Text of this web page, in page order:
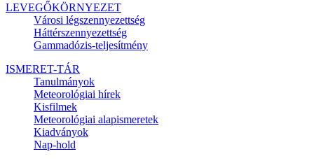
LEVEGŐKÖRNYEZET
Városi légszennyezettség
Háttérszennyezettség
Gammadózis-teljesítmény
ISMERET-TÁR
Tanulmányok
Meteorológiai hírek
Kisfilmek
Meteorológiai alapismeretek
Kiadványok
Nap-hold